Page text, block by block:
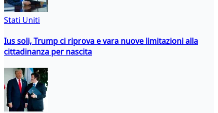
Stati Uniti
Ius soli, Trump ci riprova e vara nuove limitazioni alla
cittadinanza per nascita